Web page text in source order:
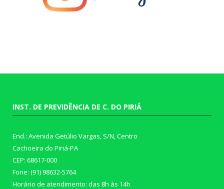
INST. DE PREVIDÊNCIA DE C. DO PIRIÁ
End.: Avenida Getúlio Vargas, S/N, Centro
Cachoeira do Piriá-PA
CEP: 68617-000
Fone: (91) 98632-5764
Horário de atendimento: das 8h às 14h